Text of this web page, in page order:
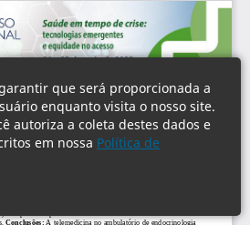
que será proporcionada a
enquanto visita o nosso site.
autoriza a coleta destes dados e
em nossa Política de